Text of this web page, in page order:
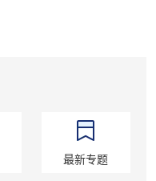
最新专题